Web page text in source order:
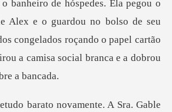
guardou no bolso de seu
congelados roçando o papel cartão
novamente. A Sra. Gable